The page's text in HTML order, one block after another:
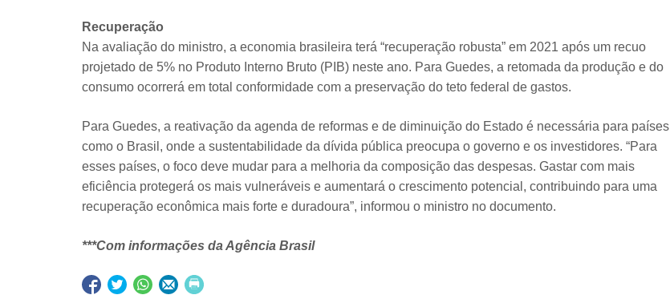
Recuperação
Na avaliação do ministro, a economia brasileira terá “recuperação robusta” em 2021 após um recuo
projetado de 5% no Produto Interno Bruto (PIB) neste ano. Para Guedes, a retomada da produção e do
consumo ocorrerá em total conformidade com a preservação do teto federal de gastos.
Para Guedes, a reativação da agenda de reformas e de diminuição do Estado é necessária para países
como o Brasil, onde a sustentabilidade da dívida pública preocupa o governo e os investidores. “Para
esses países, o foco deve mudar para a melhoria da composição das despesas. Gastar com mais
eficiência protegerá os mais vulneráveis e aumentará o crescimento potencial, contribuindo para uma
recuperação econômica mais forte e duradoura”, informou o ministro no documento.
***Com informações da Agência Brasil